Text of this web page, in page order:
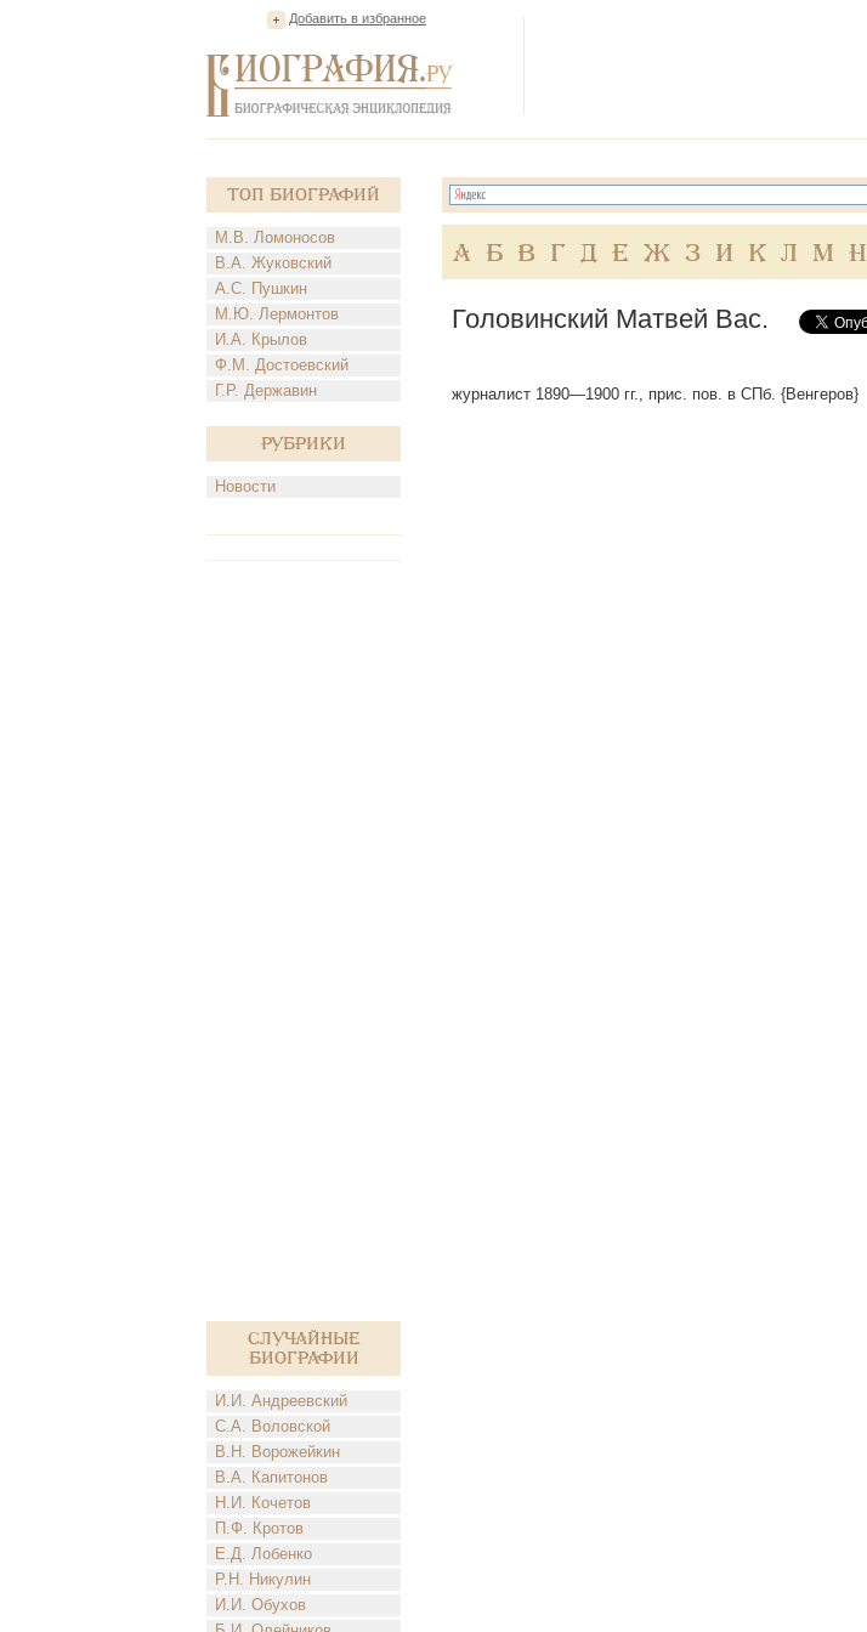
Добавить в избранное
Топ Биографий
М.В. Ломоносов
В.А. Жуковский
А.С. Пушкин
М.Ю. Лермонтов
И.А. Крылов
Ф.М. Достоевский
Г.Р. Державин
Рубрики
Новости
Случайные
биографии
И.И. Андреевский
С.А. Воловской
В.Н. Ворожейкин
В.А. Капитонов
Н.И. Кочетов
П.Ф. Кротов
Е.Д. Лобенко
Р.Н. Никулин
И.И. Обухов
А Б В Г Д Е Ж З И К Л М Н
Головинский Матвей Вас.
журналист 1890—1900 гг., прис. пов. в СПб. {Венгеров}